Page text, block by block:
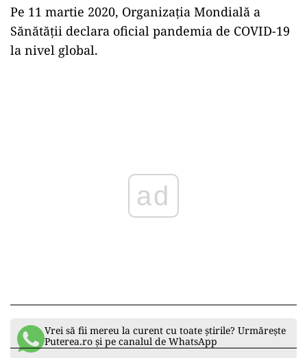
gândesc. Nu e chiar aşa de rău cum se pare”
scris el pe pagina sa de Facebook.
Epilog
timp de la detectarea „pacientului zero”.
Pe 11 martie 2020, Organizaţia Mondială a